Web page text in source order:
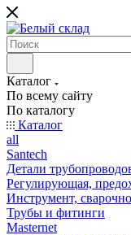
Каталог
По всему сайту
По каталогу
Каталог
all
Santech
Детали
Регулирующая,
Инструмент,
Трубы и фитинги
Masternet